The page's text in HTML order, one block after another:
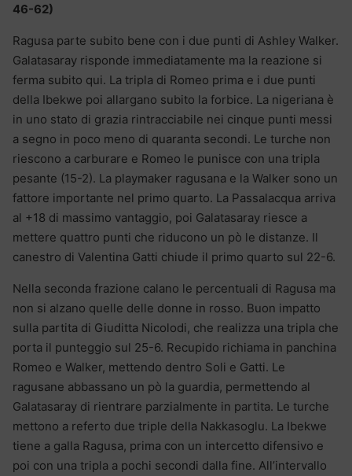
46-62)
Ragusa parte subito bene con i due punti di Ashley Walker.
Galatasaray risponde immediatamente ma la reazione si
ferma subito qui. La tripla di Romeo prima e i due punti
della Ibekwe poi allargano subito la forbice. La nigeriana è
in uno stato di grazia rintracciabile nei cinque punti messi
a segno in poco meno di quaranta secondi. Le turche non
riescono a carburare e Romeo le punisce con una tripla
pesante (15-2). La playmaker ragusana e la Walker sono un
fattore importante nel primo quarto. La Passalacqua arriva
al +18 di massimo vantaggio, poi Galatasaray riesce a
mettere quattro punti che riducono un pò le distanze. Il
canestro di Valentina Gatti chiude il primo quarto sul 22-6.
Nella seconda frazione calano le percentuali di Ragusa ma
non si alzano quelle delle donne in rosso. Buon impatto
sulla partita di Giuditta Nicolodi, che realizza una tripla che
porta il punteggio sul 25-6. Recupido richiama in panchina
Romeo e Walker, mettendo dentro Soli e Gatti. Le
ragusane abbassano un pò la guardia, permettendo al
Galatasaray di rientrare parzialmente in partita. Le turche
mettono a referto due triple della Nakkasoglu. La Ibekwe
tiene a galla Ragusa, prima con un intercetto difensivo e
poi con una tripla a pochi secondi dalla fine. All’intervallo